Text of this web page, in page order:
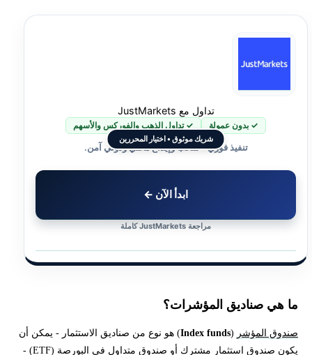
شريك موثوق • اختيار المحررين
تداول مع JustMarkets
✓ بدون عمولة ✓ تداول الذهب والفوركس والأسهم
تنفيذ فوري • سحب وإيداع محلي ودولي آمن.
ابدأ الآن ←
مراجعة JustMarkets كاملة
ما هي صناديق المؤشرات؟
صندوق المؤشر (
Index funds) هو نوع من صناديق الاستثمار - يمكن أن
يكون صندوق استثمار مشترك أو صندوق متداول في البورصة (ETF) -